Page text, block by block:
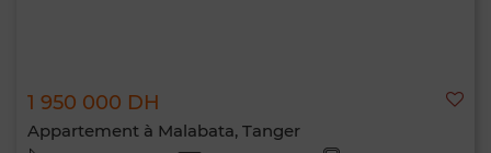
1 950 000 DH
Appartement à Malabata, Tanger